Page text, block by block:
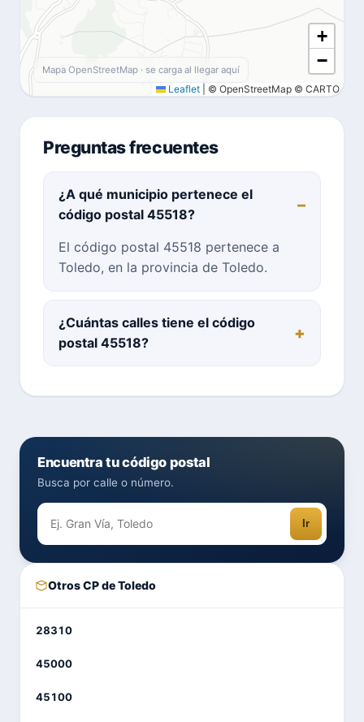
+
−
Leaflet © OpenStreetMap © CARTO
Mapa OpenStreetMap · se carga al llegar aquí
Preguntas frecuentes
¿A qué municipio pertenece el
código postal 45518?
El código postal 45518 pertenece a
Toledo, en la provincia de Toledo.
¿Cuántas calles tiene el código
postal 45518?
Encuentra tu código postal
Busca por calle o número.
Ir
Otros CP de Toledo
28310
45000
45100